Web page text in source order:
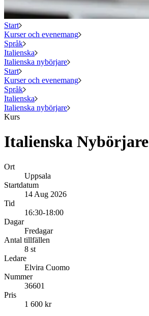
Start
Kurser och evenemang
Språk
Italienska
Italienska nybörjare
Start
Kurser och evenemang
Språk
Italienska
Italienska nybörjare
Kurs
Italienska Nybörjare
Ort
Uppsala
Startdatum
14 Aug 2026
Tid
16:30-18:00
Dagar
Fredagar
Antal tillfällen
8 st
Ledare
Elvira Cuomo
Nummer
36601
Pris
1 600 kr